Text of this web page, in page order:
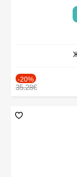
-20%
35.28€